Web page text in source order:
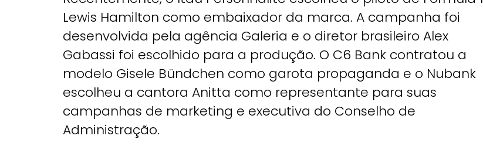
Lewis Hamilton como embaixador da marca. A campanha foi
desenvolvida pela agência Galeria e o diretor brasileiro Alex
Gabassi foi escolhido para a produção. O C6 Bank contratou a
modelo Gisele Bündchen como garota propaganda e o Nubank
escolheu a cantora Anitta como representante para suas
campanhas de marketing e executiva do Conselho de
Administração.